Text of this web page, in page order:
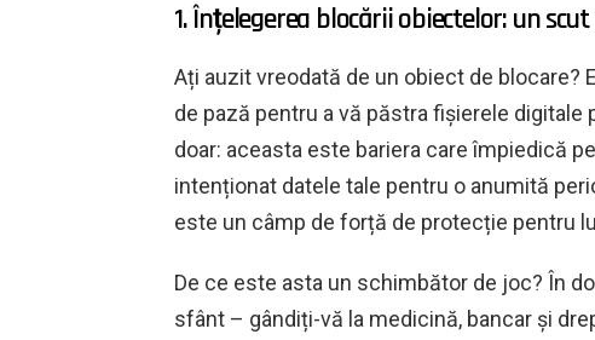
1. Înțelegerea blocării obiectelor: un
Ați auzit vreodată de un obiect de blocare?
de pază pentru a vă păstra fișierele
doar: aceasta este bariera care împiedică
intenționat datele tale pentru o anumită
este un câmp de forță de protecție pentru
De ce este asta un schimbător de joc? În
sfânt – gândiți-vă la medicină, bancar și